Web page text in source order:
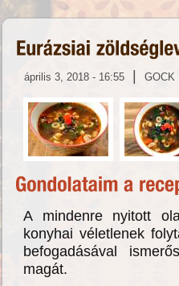
április 3, 2018 - 16:55 | GOCK
A mindenre nyitott
konyhai véletlenek
befogadásával
magát.